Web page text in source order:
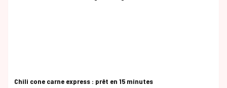
Chili cone carne express : prêt en 15 minutes